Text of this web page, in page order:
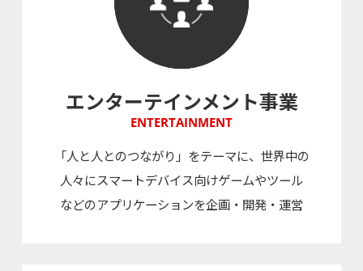
エンターテインメント事業
ENTERTAINMENT
「人と人とのつながり」をテーマに、世界中の
人々にスマートデバイス向けゲームやツール
などのアプリケーションを企画・開発・運営